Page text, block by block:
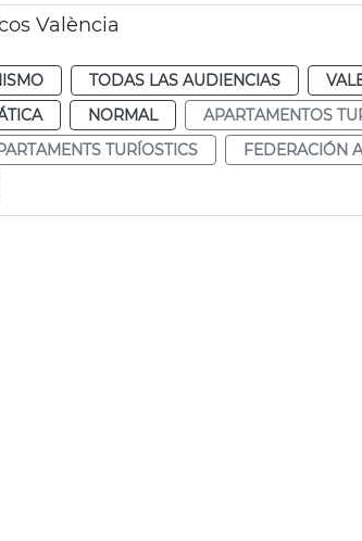
València
TODAS LAS AUDIENCIAS
NORMAL
APARTAMENTOS
TURÍOSTICS
FEDERACIÓN